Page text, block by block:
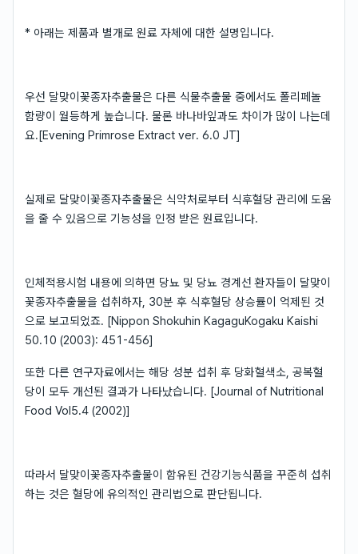
* 아래는 제품과 별개로 원료 자체에 대한 설명입니다.
우선 달맞이꽃종자추출물은 다른 식물추출물 중에서도 폴리페놀
함량이 월등하게 높습니다. 물론 바나바잎과도 차이가 많이 나는데
요.[Evening Primrose Extract ver. 6.0 JT]
실제로 달맞이꽃종자추출물은 식약처로부터 식후혈당 관리에 도움
을 줄 수 있음으로 기능성을 인정 받은 원료입니다.
인체적용시험 내용에 의하면 당뇨 및 당뇨 경계선 환자들이 달맞이
꽃종자추출물을 섭취하자, 30분 후 식후혈당 상승률이 억제된 것
으로 보고되었죠. [Nippon Shokuhin KagaguKogaku Kaishi
50.10 (2003): 451-456]
또한 다른 연구자료에서는 해당 성분 섭취 후 당화혈색소, 공복혈
당이 모두 개선된 결과가 나타났습니다. [Journal of Nutritional
Food Vol5.4 (2002)]
따라서 달맞이꽃종자추출물이 함유된 건강기능식품을 꾸준히 섭취
하는 것은 혈당에 유의적인 관리법으로 판단됩니다.